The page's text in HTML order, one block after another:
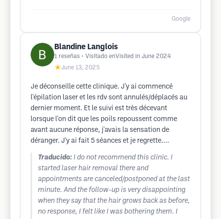
Google
Blandine Langlois
1 reseñas • Visitado enVisited in June 2024
★June 13, 2025
Je déconseille cette clinique. J'y ai commencé
l'épilation laser et les rdv sont annulés/déplacés au
dernier moment. Et le suivi est très décevant
lorsque l'on dit que les poils repoussent comme
avant aucune réponse, j'avais la sensation de
déranger. J'y ai fait 5 séances et je regrette....
Traducido: I do not recommend this clinic. I
started laser hair removal there and
appointments are canceled/postponed at the last
minute. And the follow-up is very disappointing
when they say that the hair grows back as before,
no response, I felt like I was bothering them. I